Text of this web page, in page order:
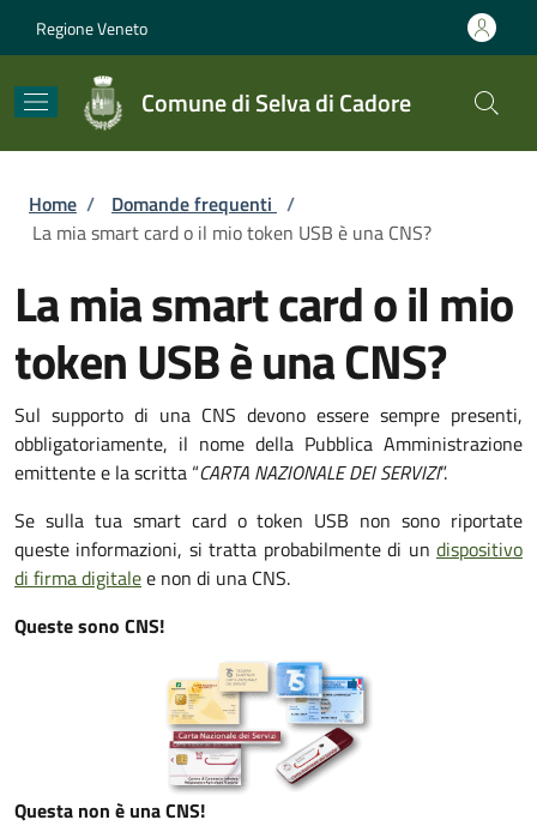
Regione Veneto
Comune di Selva di Cadore
Briciole di pane
Home / Domande frequenti /
La mia smart card o il mio token USB è una CNS?
La mia smart card o il mio
token USB è una CNS?
Sul supporto di una CNS devono essere sempre presenti,
obbligatoriamente, il nome della Pubblica Amministrazione
emittente e la scritta “CARTA NAZIONALE DEI SERVIZI”.
Se sulla tua smart card o token USB non sono riportate
queste informazioni, si tratta probabilmente di un dispositivo
di firma digitalee non di una CNS.
Queste sono CNS!
Questa non è una CNS!